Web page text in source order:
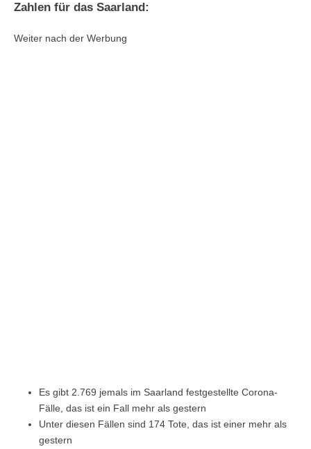
Zahlen für das Saarland:
Weiter nach der Werbung
Es gibt 2.769 jemals im Saarland festgestellte Corona-
Fälle, das ist ein Fall mehr als gestern
Unter diesen Fällen sind 174 Tote, das ist einer mehr als
gestern